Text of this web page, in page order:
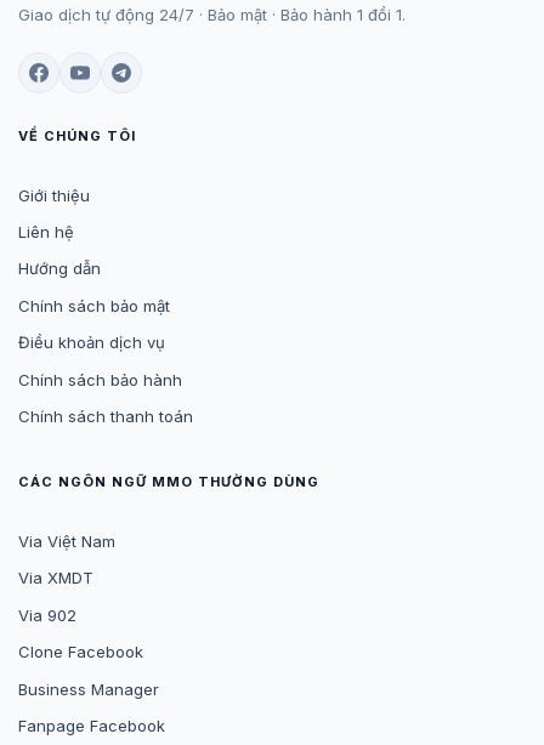
Giao dịch tự động 24/7 · Bảo mật · Bảo hành 1 đổi 1.
VỀ CHÚNG TÔI
Giới thiệu
Liên hệ
Hướng dẫn
Chính sách bảo mật
Điều khoản dịch vụ
Chính sách bảo hành
Chính sách thanh toán
CÁC NGÔN NGỮ MMO THƯỜNG DÙNG
Via Việt Nam
Via XMDT
Via 902
Clone Facebook
Business Manager
Fanpage Facebook